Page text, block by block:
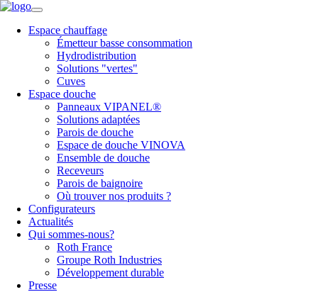
Espace chauffage
Émetteur basse consommation
Hydrodistribution
Solutions "vertes"
Cuves
Espace douche
Panneaux VIPANEL®
Solutions adaptées
Parois de douche
Espace de douche VINOVA
Ensemble de douche
Receveurs
Parois de baignoire
Où trouver nos produits ?
Configurateurs
Actualités
Qui sommes-nous?
Roth France
Groupe Roth Industries
Développement durable
Presse